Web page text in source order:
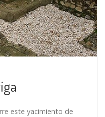
este yacimiento de